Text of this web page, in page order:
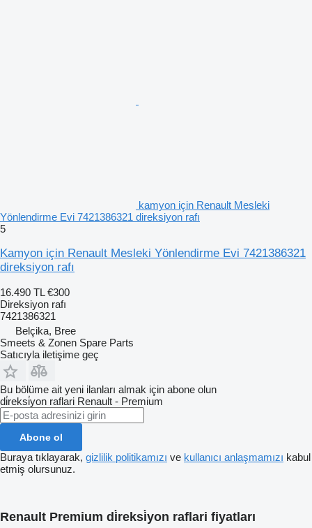
kamyon için Renault Mesleki
Yönlendirme Evi 7421386321 direksiyon rafı
5
Kamyon için Renault Mesleki Yönlendirme Evi 7421386321
direksiyon rafı
16.490 TL €300
Direksiyon rafı
7421386321
Belçika, Bree
Smeets & Zonen Spare Parts
Satıcıyla iletişime geç
Bu bölüme ait yeni ilanları almak için abone olun
di̇reksi̇yon raflari Renault - Premium
Abone ol
Buraya tıklayarak, gizlilik politikamızı ve kullanıcı anlaşmamızı kabul
etmiş olursunuz.
Renault Premium di̇reksi̇yon raflari fiyatları